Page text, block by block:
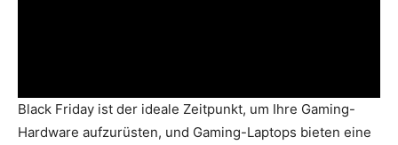
Black Friday ist der ideale Zeitpunkt, um Ihre Gaming-
Hardware aufzurüsten, und Gaming-Laptops bieten eine